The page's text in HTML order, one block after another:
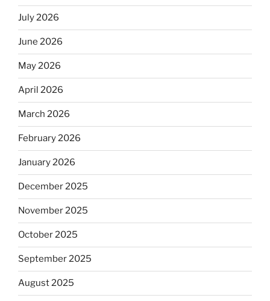
July 2026
June 2026
May 2026
April 2026
March 2026
February 2026
January 2026
December 2025
November 2025
October 2025
September 2025
August 2025